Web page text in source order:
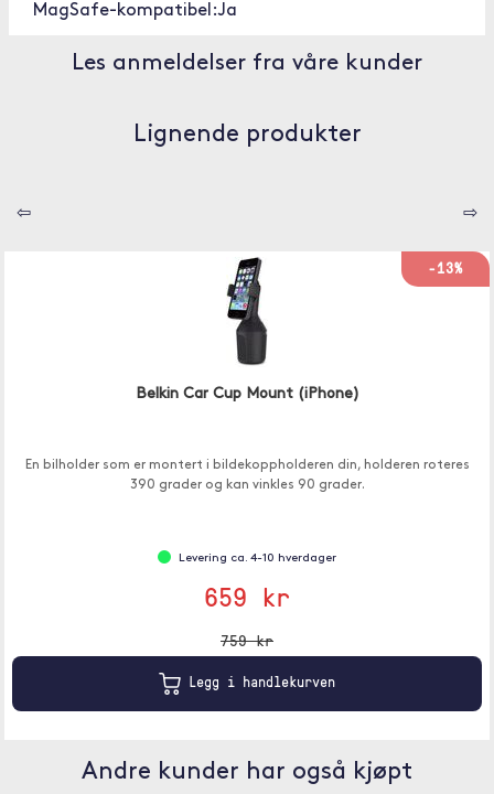
MagSafe-kompatibel:Ja
Les anmeldelser fra våre kunder
Lignende produkter
⇦ ⇨
-13%
Belkin Car Cup Mount (iPhone)
En bilholder som er montert i bildekoppholderen din, holderen roteres
390 grader og kan vinkles 90 grader.
Levering ca. 4-10 hverdager
659 kr
759 kr
Legg i handlekurven
Andre kunder har også kjøpt